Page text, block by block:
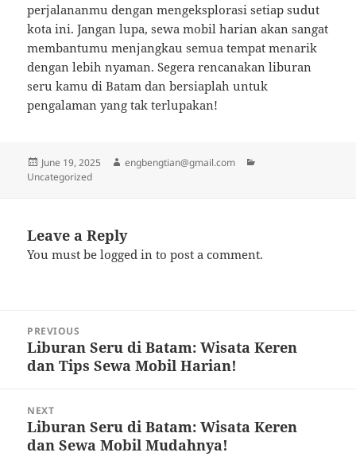
perjalananmu dengan mengeksplorasi setiap sudut
kota ini. Jangan lupa, sewa mobil harian akan sangat
membantumu menjangkau semua tempat menarik
dengan lebih nyaman. Segera rencanakan liburan
seru kamu di Batam dan bersiaplah untuk
pengalaman yang tak terlupakan!
Posted
on
June 19, 2025 Author
engbengtian@gmail.com
Uncategorized
Leave a Reply
You must belogged in to post a comment.
navigation
PREVIOUS
Previous
post:
Liburan Seru di Batam: Wisata Keren
dan Tips Sewa Mobil Harian!
NEXT
Next
post:
Liburan Seru di Batam: Wisata Keren
dan Sewa Mobil Mudahnya!